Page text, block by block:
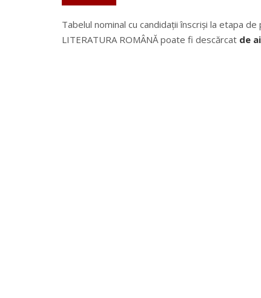
Tabelul nominal cu candidații înscriși la etapa
LITERATURA ROMÂNĂ poate fi descărcat de